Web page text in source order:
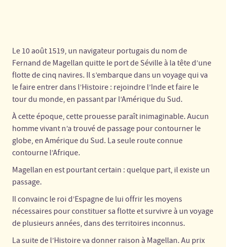
Le 10 août 1519, un navigateur portugais du nom de
Fernand de Magellan quitte le port de Séville à la tête d’une
flotte de cinq navires. Il s’embarque dans un voyage qui va
le faire entrer dans l’Histoire : rejoindre l’Inde et faire le
tour du monde, en passant par l’Amérique du Sud.
À cette époque, cette prouesse paraît inimaginable. Aucun
homme vivant n’a trouvé de passage pour contourner le
globe, en Amérique du Sud. La seule route connue
contourne l’Afrique.
Magellan en est pourtant certain : quelque part, il existe un
passage.
Il convainc le roi d’Espagne de lui offrir les moyens
nécessaires pour constituer sa flotte et survivre à un voyage
de plusieurs années, dans des territoires inconnus.
La suite de l’Histoire va donner raison à Magellan. Au prix